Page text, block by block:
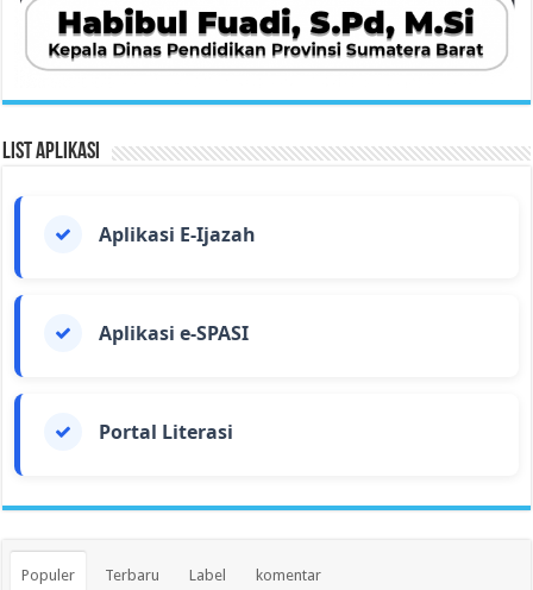
List Aplikasi
Aplikasi E-Ijazah
Aplikasi e-SPASI
Portal Literasi
Populer Terbaru Label komentar